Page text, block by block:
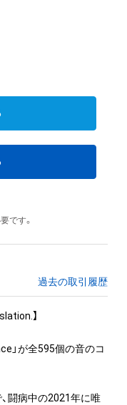
です。
過去の取引履歴
】
」が全595個の音のコ
闘病中の2021年に唯